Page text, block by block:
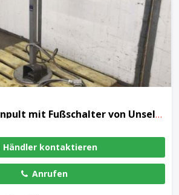
Zweihand-Bedienpult mit Fußschalter von Unseld – SEP03.0.L1 STP 01.4.1
Händler kontaktieren
Anrufen